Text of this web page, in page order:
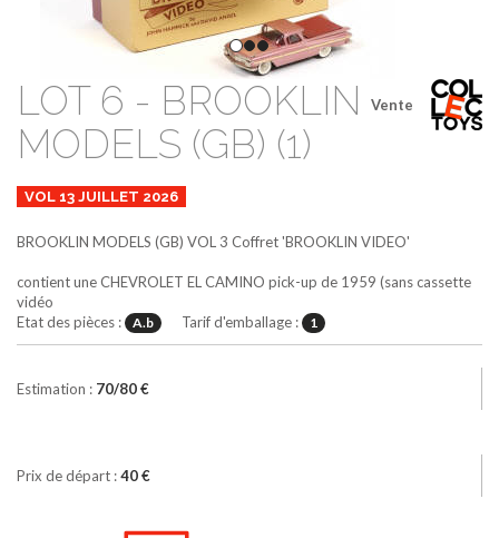
Vente
LOT 6 - BROOKLIN
MODELS (GB) (1)
VOL 13 JUILLET 2026
BROOKLIN MODELS (GB) VOL 3 Coffret 'BROOKLIN VIDEO'
contient une CHEVROLET EL CAMINO pick-up de 1959 (sans cassette
vidéo
Etat des pièces :
A.b Tarif d'emballage : 1
Estimation : 70/80 €
Prix de départ :40 €